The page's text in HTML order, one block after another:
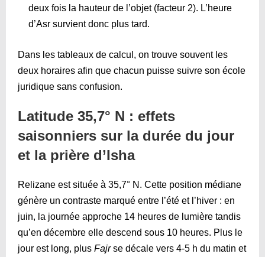
deux fois la hauteur de l’objet (facteur 2). L’heure
d’Asr survient donc plus tard.
Dans les tableaux de calcul, on trouve souvent les
deux horaires afin que chacun puisse suivre son école
juridique sans confusion.
Latitude 35,7° N : effets
saisonniers sur la durée du jour
et la prière d’Isha
Relizane est située à 35,7° N. Cette position médiane
génère un contraste marqué entre l’été et l’hiver : en
juin, la journée approche 14 heures de lumière tandis
qu’en décembre elle descend sous 10 heures. Plus le
jour est long, plus Fajrse décale vers 4-5 h du matin et